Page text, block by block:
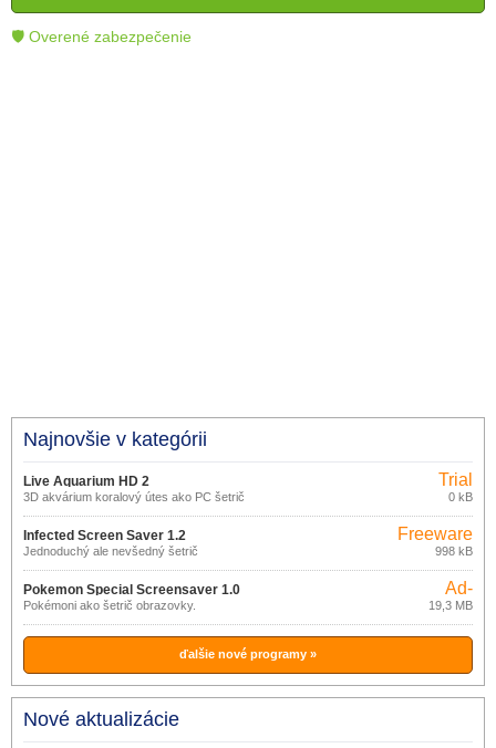
technológie.
🛡 Overené zabezpečenie
Najnovšie v kategórii
Live Aquarium HD 2
3D akvárium koralový útes ako PC šetrič
Trial
0 kB
Infected Screen Saver 1.2
Jednoduchý ale nevšedný šetrič
Freeware
998 kB
Pokemon Special Screensaver 1.0
Pokémoni ako šetrič obrazovky.
Ad-
supported
19,3 MB
ďalšie nové programy »
Nové aktualizácie